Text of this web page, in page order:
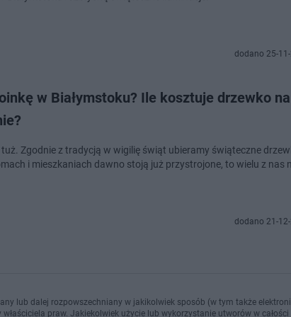
dodano 25-11-
w Białymstoku? Ile kosztuje drzewko na
Zgodnie z tradycją w wigilię świąt ubieramy świąteczne
i mieszkaniach dawno stoją już przystrojone, to wielu z nas
dodano 21-
lub dalej rozpowszechniany w jakikolwiek sposób (w tym także
praw. Jakiekolwiek użycie lub wykorzystanie utworów w